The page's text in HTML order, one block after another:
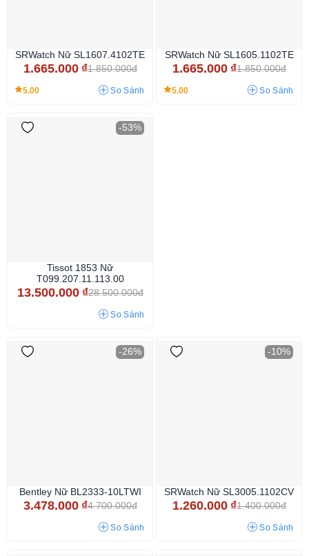
SRWatch Nữ SL1607.4102TE
1.665.000 ₫1.850.000đ
5.00 So Sánh
SRWatch Nữ SL1605.1102TE
1.665.000 ₫1.850.000đ
5.00 So Sánh
-53%
Tissot 1853 Nữ
T099.207.11.113.00
13.500.000 ₫28.500.000đ
So Sánh
-26%
Bentley Nữ BL2333-10LTWI
3.478.000 ₫4.700.000đ
So Sánh
-10%
SRWatch Nữ SL3005.1102CV
1.260.000 ₫1.400.000đ
So Sánh